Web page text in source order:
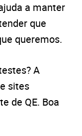
a manter
que
queremos.
A
sites
de QE. Boa